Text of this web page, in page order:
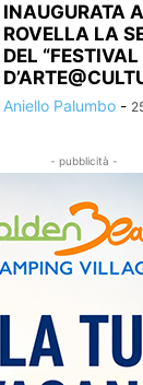
INAUGURATA
ROVELLA LA
DEL “FESTIVAL
Aniello Palumbo -
- pubblicità -